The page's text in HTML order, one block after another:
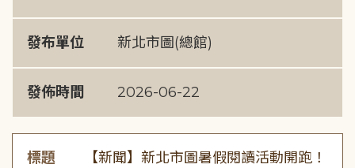
發布單位 新北市圖(總館)
發佈時間 2026-06-22
標題
【新聞】新北市圖暑假閱讀活動開跑！